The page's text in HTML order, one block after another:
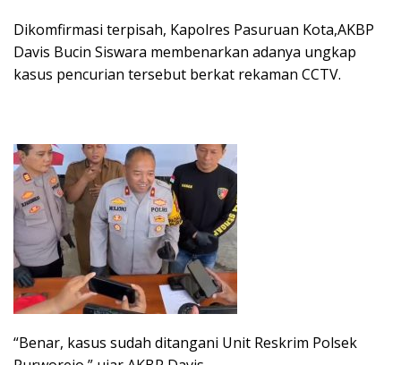
Dikomfirmasi terpisah, Kapolres Pasuruan Kota,AKBP
Davis Bucin Siswara membenarkan adanya ungkap
kasus pencurian tersebut berkat rekaman CCTV.
“Benar, kasus sudah ditangani Unit Reskrim Polsek